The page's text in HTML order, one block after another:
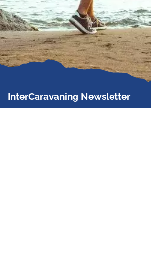
InterCaravaning Newsletter